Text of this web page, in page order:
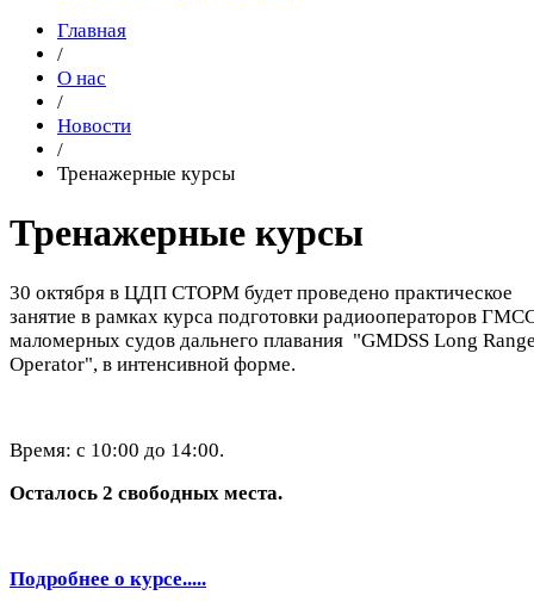
Главная
/
О нас
/
Новости
/
Тренажерные курсы
Тренажерные курсы
30 октября в ЦДП СТОРМ будет проведено практическое
занятие в рамках курса подготовки радиооператоров
маломерных судов дальнего плавания "GMDSS Long
Operator", в интенсивной форме.
Время: с 10:00 до 14:00.
Осталось 2 свободных места.
Подробнее о курсе.....